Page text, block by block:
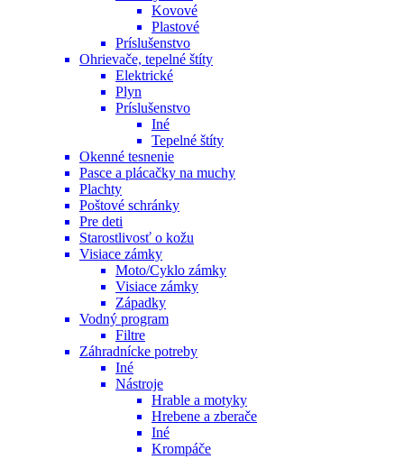
Kovové
Plastové
Príslušenstvo
Ohrievače, tepelné štíty
Elektrické
Plyn
Príslušenstvo
Iné
Tepelné štíty
Okenné tesnenie
Pasce a plácačky na muchy
Plachty
Poštové schránky
Pre deti
Starostlivosť o kožu
Visiace zámky
Moto/Cyklo zámky
Visiace zámky
Západky
Vodný program
Filtre
Záhradnícke potreby
Iné
Nástroje
Hrable a motyky
Hrebene a zberače
Iné
Krompáče